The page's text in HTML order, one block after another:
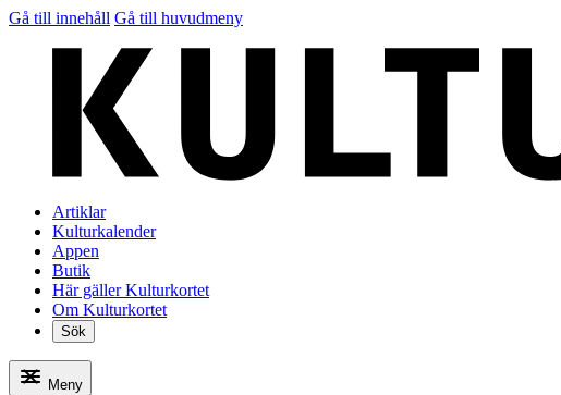
Gå till innehåll Gå till huvudmeny
Artiklar
Kulturkalender
Appen
Butik
Här gäller Kulturkortet
Om Kulturkortet
Sök
Meny